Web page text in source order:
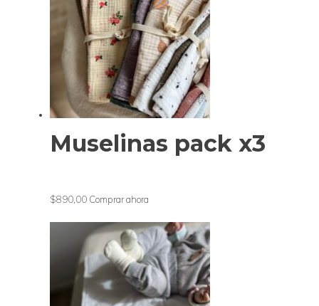
Muselinas pack x3
$890,00 Comprar ahora